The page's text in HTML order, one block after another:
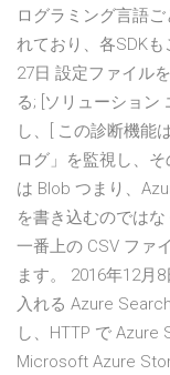
ログラミング言語
れており、各SDK
27日 設定ファイル
る; [ソリューション
し、[ この診断機能
ログ」を監視し、
は Blob つまり、
を書き込むのでは
一番上の CSV ファ
ます。 2016年12月
入れる Azure
し、HTTP で Azure
Microsoft Azure